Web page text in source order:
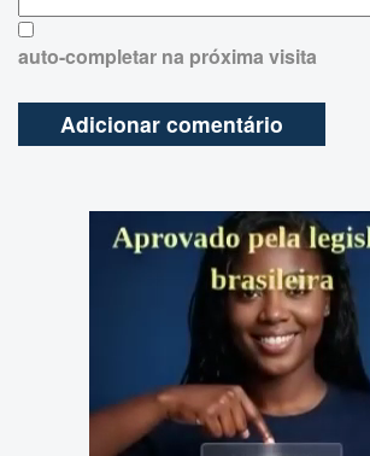
auto-completar na próxima visita